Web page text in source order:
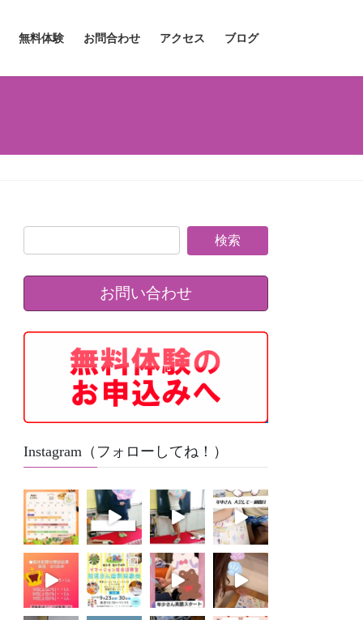
無料体験 お問合わせ アクセス ブログ
お問い合わせ
Instagram（フォローしてね！）